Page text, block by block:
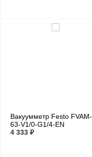
Вакуумметр Festo FVAM-
63-V1/0-G1/4-EN
4 333 ₽